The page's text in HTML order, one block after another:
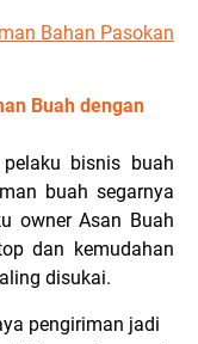
Bahan Pasokan
Buah dengan
bisnis buah
buah segarnya
owner Asan Buah
dan kemudahan
disukai.
pengiriman jadi